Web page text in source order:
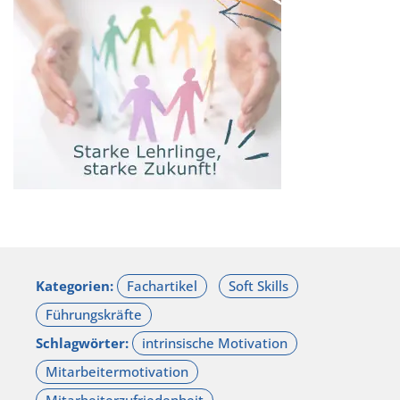
Kategorien:
Schlagwörter: